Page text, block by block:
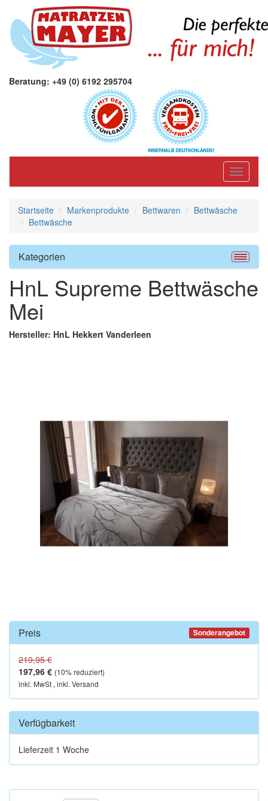
Beratung: +49 (0) 6192 295704
Toggle
Startseite Markenprodukte Bettwaren
Bettwäsche
Bettwäsche
Kategorien
HnL Supreme Bettwäsche
Mei
Hersteller: HnL Hekkert Vanderleen
Preis Sonderangebot
219,95 €
197,96 € (10% reduziert)
inkl. MwSt , inkl. Versand
Verfügbarkeit
Lieferzeit 1 Woche